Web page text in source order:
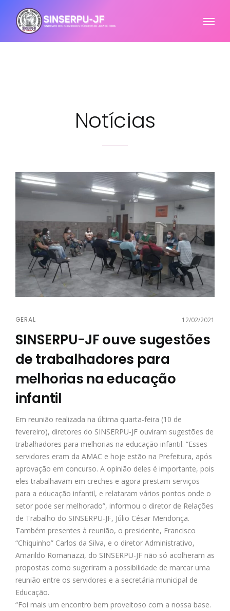
Notícias
GERAL 12/02/2021
SINSERPU-JF ouve sugestões
de trabalhadores para
melhorias na educação
infantil
Em reunião realizada na última quarta-feira (10 de
fevereiro), diretores do SINSERPU-JF ouviram sugestões de
trabalhadores para melhorias na educação infantil. “Esses
servidores eram da AMAC e hoje estão na Prefeitura, após
aprovação em concurso. A opinião deles é importante, pois
eles trabalhavam em creches e agora prestam serviços
para a educação infantil, e relataram vários pontos onde o
setor pode ser melhorado”, informou o diretor de Relações
de Trabalho do SINSERPU-JF, Júlio César Mendonça.
Também presentes à reunião, o presidente, Francisco
“Chiquinho” Carlos da Silva, e o diretor Administrativo,
Amarildo Romanazzi, do SINSERPU-JF não só acolheram as
propostas como sugeriram a possibilidade de marcar uma
reunião entre os servidores e a secretária municipal de
Educação.
“Foi mais um encontro bem proveitoso com a nossa base.